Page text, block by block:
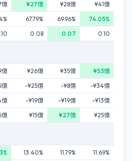
億 ¥27億 ¥28億
¥41億
67.79% 69.96%
74.05%
0.08 0.07 0.10
億 ¥26億 ¥35億
¥53億
億 -¥25億 -¥8億
-¥34億
-¥19億 -¥19億
-¥13億
億 ¥15億 ¥27億 ¥25億
13.40% 11.79%
11.69%